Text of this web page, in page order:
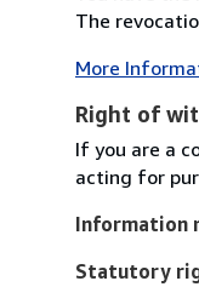
The
More
Right of
If you are a
acting for
Information
Statutory